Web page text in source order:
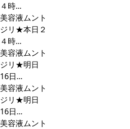
４時...
美容液ムント
ジリ★本日２
４時...
美容液ムント
ジリ★明日
16日...
美容液ムント
ジリ★明日
16日...
美容液ムント